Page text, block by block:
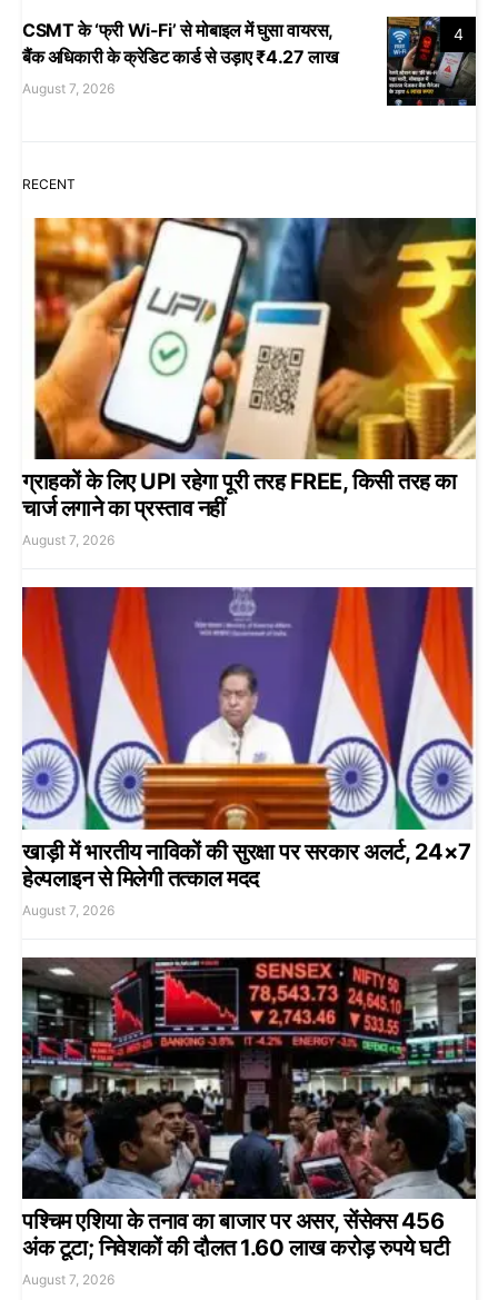
4
CSMT के ‘फ्री Wi-Fi’ से मोबाइल में घुसा वायरस,
बैंक अधिकारी के क्रेडिट कार्ड से उड़ाए ₹4.27 लाख
August 7, 2026
RECENT
ग्राहकों के लिए UPI रहेगा पूरी तरह FREE, किसी तरह का
चार्ज लगाने का प्रस्ताव नहीं
August 7, 2026
खाड़ी में भारतीय नाविकों की सुरक्षा पर सरकार अलर्ट, 24×7
हेल्पलाइन से मिलेगी तत्काल मदद
August 7, 2026
पश्चिम एशिया के तनाव का बाजार पर असर, सेंसेक्स 456
अंक टूटा; निवेशकों की दौलत 1.60 लाख करोड़ रुपये घटी
August 7, 2026